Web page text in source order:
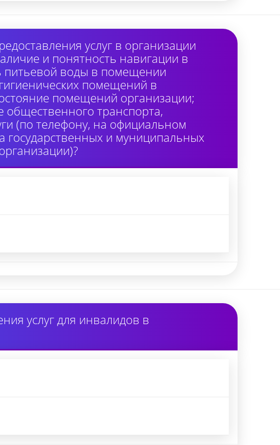
услуг в организации
и понятность навигации в
питьевой воды в помещении
помещений в
помещений организации;
общественного транспорта,
(по телефону, на официальном
государственных и муниципальных
услуг для инвалидов в